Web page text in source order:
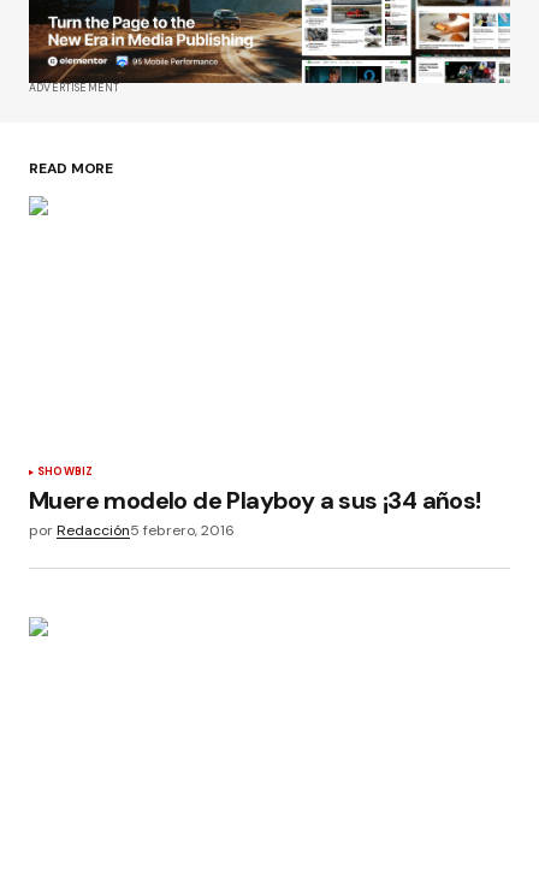
ADVERTISEMENT
READ MORE
SHOWBIZ
Muere modelo de Playboy a sus ¡34 años!
porRedacción5 febrero, 2016